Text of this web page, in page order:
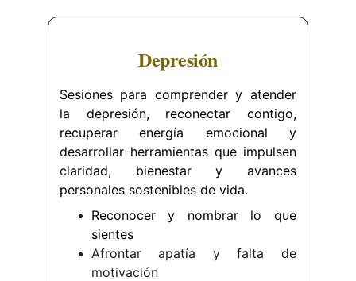
Depresión
Sesiones para comprender y atender
la depresión, reconectar contigo,
recuperar energía emocional y
desarrollar herramientas que impulsen
claridad, bienestar y avances
personales sostenibles de vida.
Reconocer y nombrar lo que
sientes
Afrontar apatía y falta de
motivación